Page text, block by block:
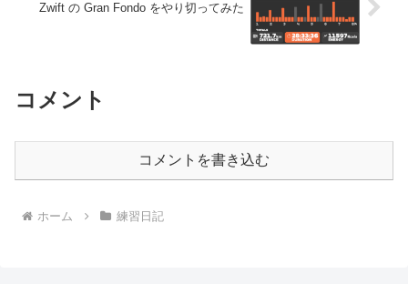
Zwift の Gran Fondo をやり切ってみた
コメント
コメントを書き込む
ホーム 練習日記